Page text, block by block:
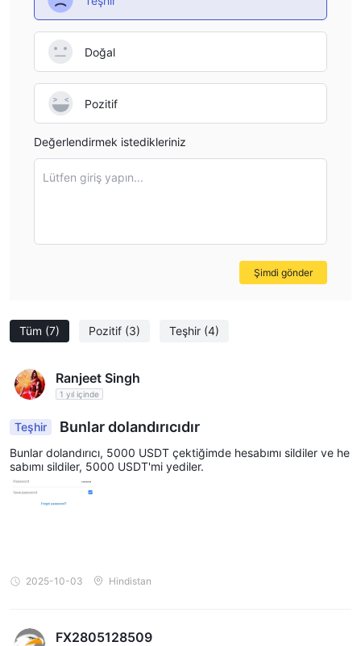
Tüm (7) Pozitif (3) Teşhir (4)
Ranjeet Singh
1 yıl içinde
Teşhir Bunlar dolandırıcıdır
Bunlar dolandırıcı, 5000 USDT çektiğimde hesabımı sildiler ve he
sabımı sildiler, 5000 USDT'mi yediler.
2025-10-03 Hindistan
FX2805128509
Doğal
Pozitif
Değerlendirmek istedikleriniz
Lütfen giriş yapın...
Şimdi gönder